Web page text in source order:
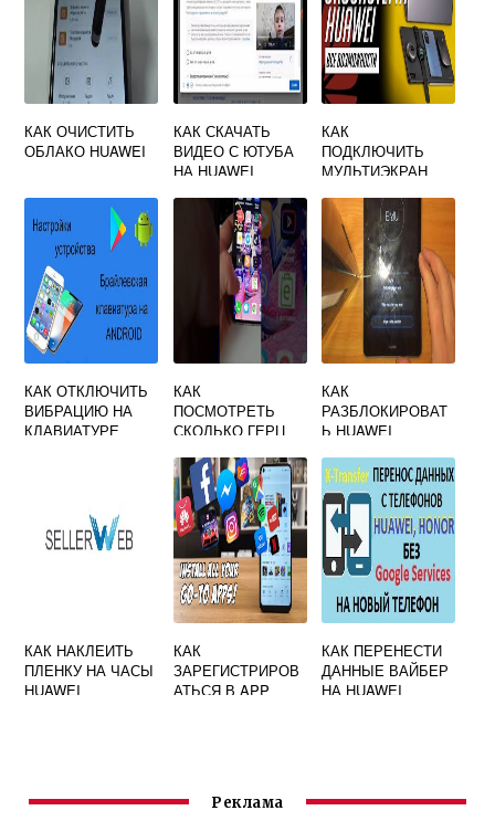
КАК ОЧИСТИТЬ
ОБЛАКО HUAWEI
КАК СКАЧАТЬ
ВИДЕО С ЮТУБА
НА HUAWEI
КАК
ПОДКЛЮЧИТЬ
МУЛЬТИЭКРАН
КАК ОТКЛЮЧИТЬ
ВИБРАЦИЮ НА
КЛАВИАТУРЕ
КАК
ПОСМОТРЕТЬ
СКОЛЬКО ГЕРЦ
HUAWEI
КАК
РАЗБЛОКИРОВАТ
Ь HUAWEI
ЗАБЫЛ ПАРОЛЬ
КАК НАКЛЕИТЬ
ПЛЕНКУ НА ЧАСЫ
HUAWEI
КАК
ЗАРЕГИСТРИРОВ
АТЬСЯ В APP
КАК ПЕРЕНЕСТИ
ДАННЫЕ ВАЙБЕР
НА HUAWEI
Реклама